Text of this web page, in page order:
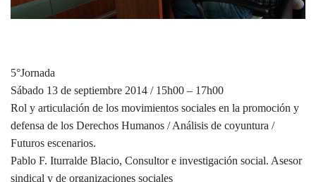
5°Jornada
Sábado 13 de septiembre 2014 / 15h00 – 17h00
Rol y articulación de los movimientos sociales en la promoción y
defensa de los Derechos Humanos / Análisis de coyuntura /
Futuros escenarios.
Pablo F. Iturralde Blacio, Consultor e investigación social. Asesor
sindical y de organizaciones sociales